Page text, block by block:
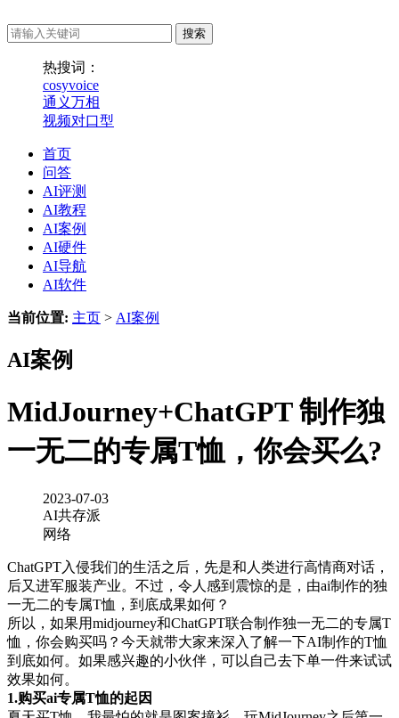
热搜词：
cosyvoice
通义万相
视频对口型
首页
问答
AI评测
AI教程
AI案例
AI硬件
AI导航
AI软件
当前位置: 主页 > AI案例
AI案例
MidJourney+ChatGPT 制作独
一无二的专属T恤，你会买么?
2023-07-03
AI共存派
网络
ChatGPT入侵我们的生活之后，先是和人类进行高情商对话，
后又进军服装产业。不过，令人感到震惊的是，由ai制作的独
一无二的专属T恤，到底成果如何？
所以，如果用midjourney和ChatGPT联合制作独一无二的专属T
恤，你会购买吗？今天就带大家来深入了解一下AI制作的T恤
到底如何。如果感兴趣的小伙伴，可以自己去下单一件来试试
效果如何。
1.购买ai专属T恤的起因